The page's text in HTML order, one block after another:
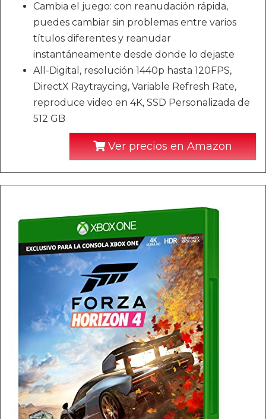
Cambia el juego: con reanudación rápida,
puedes cambiar sin problemas entre varios
títulos diferentes y reanudar
instantáneamente desde donde lo dejaste
All-Digital, resolución 1440p hasta 120FPS,
DirectX Raytraycing, Variable Refresh Rate,
reproduce video en 4K, SSD Personalizada de
512 GB
Ver precios en Amazon